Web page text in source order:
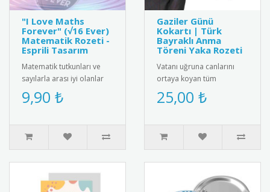
"I Love Maths
Forever" (√16 Ever)
Matematik Rozeti -
Esprili Tasarım
Matematik tutkunları ve
sayılarla arası iyi olanlar
için harika bir kelime
oyunu içeren "I ❤️ Maths ..
9,90 ₺
Gaziler Günü
Kokartı | Türk
Bayraklı Anma
Töreni Yaka Rozeti
Vatanı uğruna canlarını
ortaya koyan tüm
gazilerimizin Gaziler Günü
Kutlu Olsun" mesajı ve
25,00 ₺